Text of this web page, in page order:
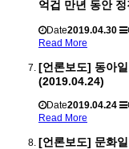
억겁 만년 동안
Date2019.04.30
Read More
[언론보도] 동아
(2019.04.24)
Date2019.04.24
Read More
[언론보도] 문화